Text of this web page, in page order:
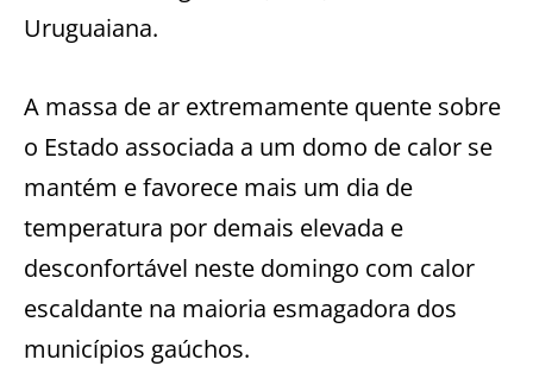
Uruguaiana.
A massa de ar extremamente quente sobre
o Estado associada a um domo de calor se
mantém e favorece mais um dia de
temperatura por demais elevada e
desconfortável neste domingo com calor
escaldante na maioria esmagadora dos
municípios gaúchos.